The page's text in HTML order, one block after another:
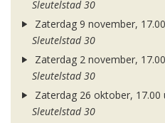
Sleutelstad 30
Zaterdag 9 november,
Sleutelstad 30
Zaterdag 2 november,
Sleutelstad 30
Zaterdag 26 oktober, 17.00
Sleutelstad 30